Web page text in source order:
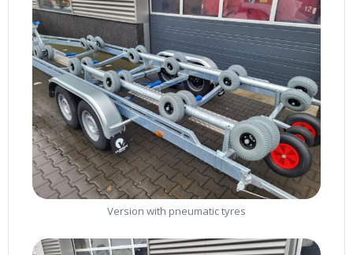
Version with pneumatic tyres